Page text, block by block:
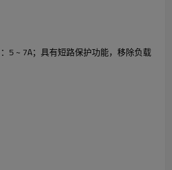
5 ~ 7A；具有短路保护功能，移除负载